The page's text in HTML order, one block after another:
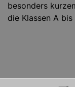
besonders
die Klassen A bis